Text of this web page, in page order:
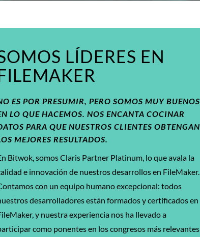
LÍDERES EN
ES POR PRESUMIR, PERO SOMOS MUY BUENOS
LO QUE HACEMOS. NOS ENCANTA COCINAR
PARA QUE NUESTROS CLIENTES OBTENGAN
MEJORES RESULTADOS.
Bitwok, somos Claris Partner Platinum, lo que avala la
e innovación de nuestros desarrollos en FileMaker.
con un equipo humano excepcional: todos
desarrolladores están formados y certificados en
y nuestra experiencia nos ha llevado a
como ponentes en los congresos más relevantes